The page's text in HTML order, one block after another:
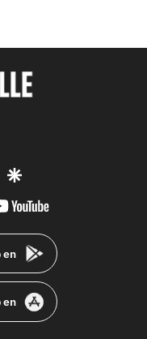
twittergoogle
youtube-
en
en